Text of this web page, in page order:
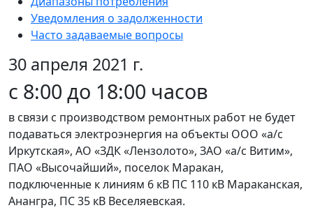
Уведомления о задолженности
Часто задаваемые вопросы
30 апреля 2021 г.
с 8:00 до 18:00 часов
в связи с производством ремонтных работ не будет
подаваться электроэнергия на объекты ООО «а/с
Иркутская», АО «ЗДК «Лензолото», ЗАО «а/с Витим»,
ПАО «Высочайший», поселок Маракан,
подключенные к линиям 6 кВ ПС 110 кВ Мараканская,
Анангра, ПС 35 кВ Веселяевская.